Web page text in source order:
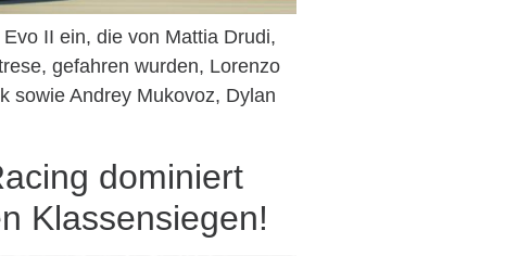
II ein, die von Mattia Drudi,
gefahren wurden, Lorenzo
sowie Andrey Mukovoz, Dylan
dominiert
Klassensiegen!